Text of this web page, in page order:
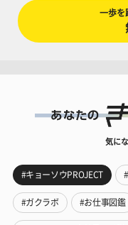
一歩を
気に
#キョーソウPROJECT
#ガクラボ #お仕事図鑑